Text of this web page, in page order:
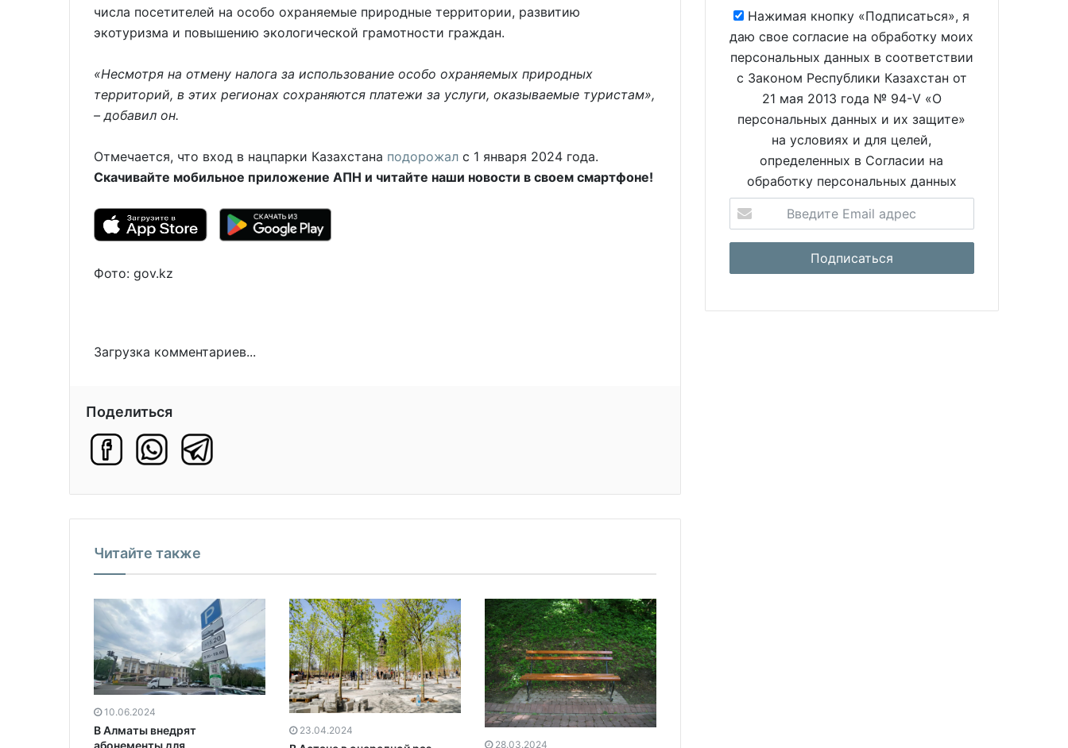
числа посетителей на особо охраняемые природные территории, развитию
экотуризма и повышению экологической грамотности граждан.
«Несмотря на отмену налога за использование особо охраняемых природных
территорий, в этих регионах сохраняются платежи за услуги, оказываемые туристам»,
– добавил он.
Отмечается, что вход в нацпарки Казахстана подорожал с 1 января 2024 года.
Скачивайте мобильное приложение АПН и читайте наши новости в своем смартфоне!
Фото: gov.kz
Загрузка комментариев...
Поделиться
Читайте также
10.06.2024
В Алматы внедрят
23.04.2024
28.03.2024
Нажимая кнопку «Подписаться», я
даю свое согласие на обработку моих
персональных данных в соответствии
с Законом Республики Казахстан от
21 мая 2013 года № 94-V «О
персональных данных и их защите»
на условиях и для целей,
определенных в Согласии на
обработку персональных данных